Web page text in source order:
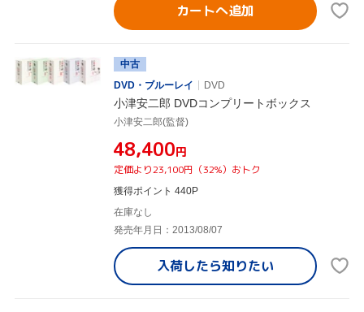
カートへ追加
中古
DVD・ブルーレイ
DVD
小津安二郎 DVDコンプリートボックス
小津安二郎(監督)
¥48,400円
定価より23,100円（32%）おトク
獲得ポイント 440P
在庫なし
発売年月日：2013/08/07
入荷したら知りたい